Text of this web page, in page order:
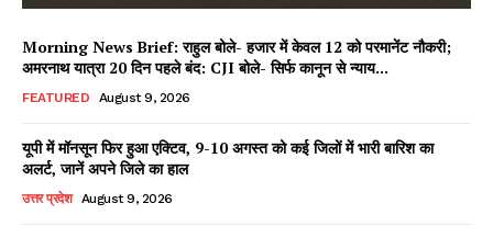
Morning News Brief: राहुल बोले- हजार में केवल 12 को परमानेंट नौकरी;
अमरनाथ यात्रा 20 दिन पहले बंद: CJI बोले- सिर्फ कानून से न्याय...
FEATURED August 9, 2026
यूपी में मॉनसून फिर हुआ एक्टिव, 9-10 अगस्त को कई जिलों में भारी बारिश का
अलर्ट, जानें अपने जिले का हाल
उत्तर प्रदेश August 9, 2026